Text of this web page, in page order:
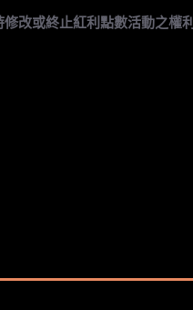
改或終止紅利點數活動之權利